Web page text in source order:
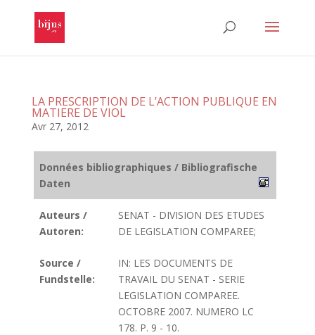
LA PRESCRIPTION DE L’ACTION PUBLIQUE EN
MATIERE DE VIOL
Avr 27, 2012
Données bibliographiques / Bibliografische
Daten
Auteurs /
Autoren:
SENAT - DIVISION DES ETUDES
DE LEGISLATION COMPAREE;
Source /
Fundstelle:
IN: LES DOCUMENTS DE
TRAVAIL DU SENAT - SERIE
LEGISLATION COMPAREE.
OCTOBRE 2007. NUMERO LC
178. P. 9 - 10.